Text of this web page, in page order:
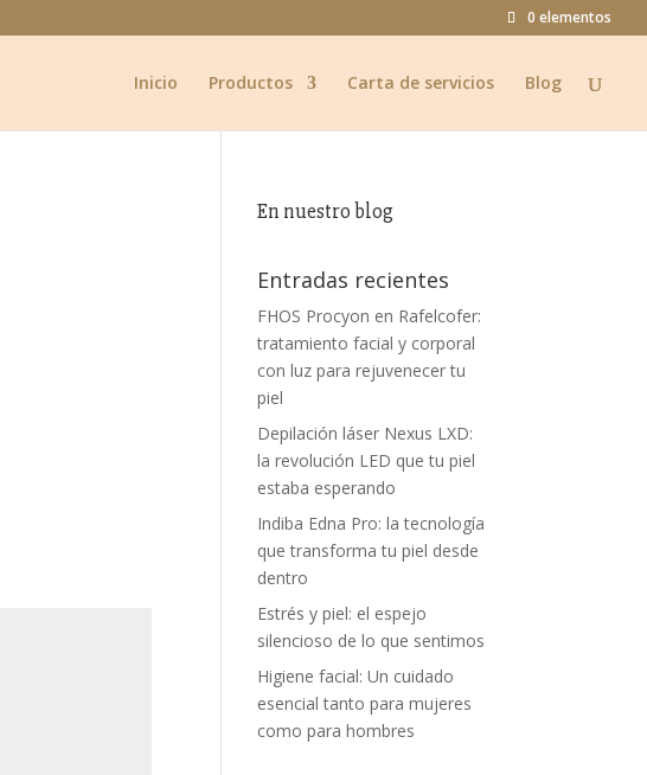
0 elementos
Inicio Productos Carta de servicios Blog
En nuestro blog
Entradas recientes
FHOS Procyon en Rafelcofer:
tratamiento facial y corporal
con luz para rejuvenecer tu
piel
Depilación láser Nexus LXD:
la revolución LED que tu piel
estaba esperando
Indiba Edna Pro: la tecnología
que transforma tu piel desde
dentro
Estrés y piel: el espejo
silencioso de lo que sentimos
Higiene facial: Un cuidado
esencial tanto para mujeres
como para hombres